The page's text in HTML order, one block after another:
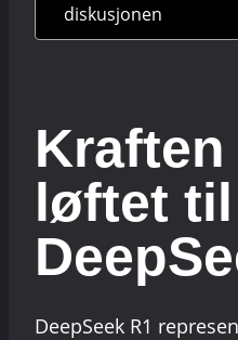
diskusjonen
Kraften
løftet til
DeepSeek R1